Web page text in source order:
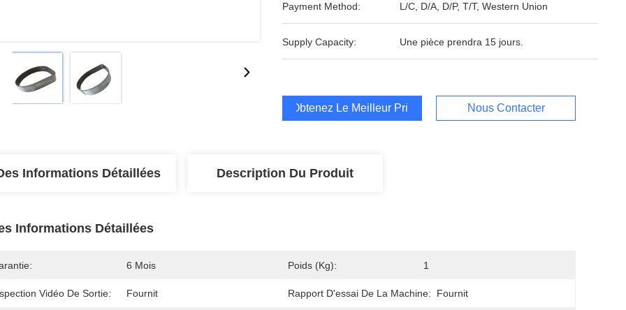
Payment Method: L/C, D/A, D/P, T/T, Western Union
Supply Capacity: Une pièce prendra 15 jours.
Obtenez Le Meilleur Prix Nous Contacter
Informations Détaillées Description Du Produit
Informations Détaillées
6 Mois Poids (kg): 1
Vidéo De Sortie: Fournit Rapport D'essai De La Machine: Fournit